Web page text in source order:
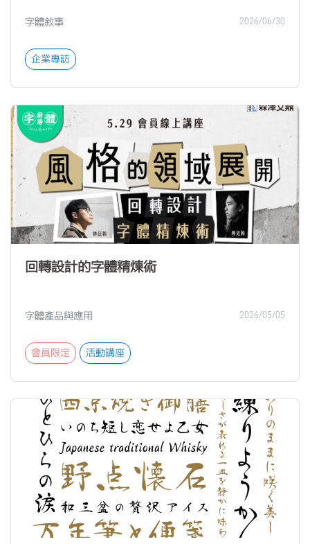
字體敘事 2026/06/30
企業專訪
回轉設計的字體精煉術
字體產品與應用 2026/05/05
會員限定 活動講座